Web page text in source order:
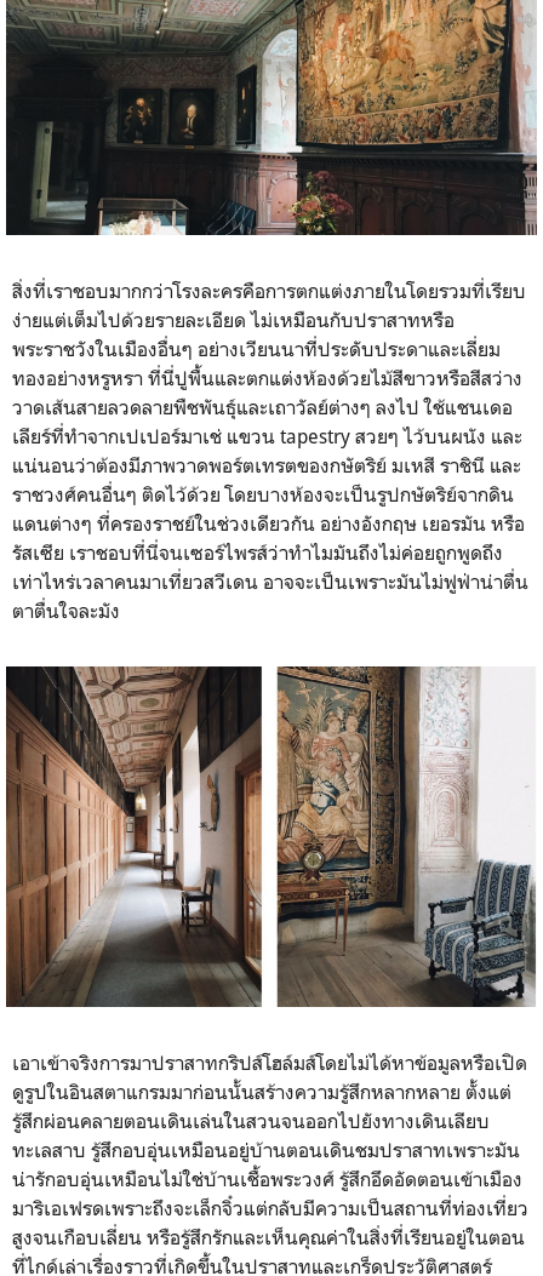
สิ่งที่เราชอบมากกว่าโรงละครคือการตกแต่งภายในโดยรวมที่เรียบ
ง่ายแต่เต็มไปด้วยรายละเอียด ไม่เหมือนกับปราสาทหรือ
พระราชวังในเมืองอื่นๆ อย่างเวียนนาที่ประดับประดาและเลี่ยม
ทองอย่างหรูหรา ที่นี่ปูพื้นและตกแต่งห้องด้วยไม้สีขาวหรือสีสว่าง
วาดเส้นสายลวดลายพืชพันธุ์และเถาวัลย์ต่างๆ ลงไป ใช้แชนเดอ
เลียร์ที่ทำจากเปเปอร์มาเช่ แขวน tapestry สวยๆ ไว้บนผนัง และ
แน่นอนว่าต้องมีภาพวาดพอร์ตเทรตของกษัตริย์ มเหสี ราชินี และ
ราชวงศ์คนอื่นๆ ติดไว้ด้วย โดยบางห้องจะเป็นรูปกษัตริย์จากดิน
แดนต่างๆ ที่ครองราชย์ในช่วงเดียวกัน อย่างอังกฤษ เยอรมัน หรือ
รัสเซีย เราชอบที่นี่จนเซอร์ไพรส์ว่าทำไมมันถึงไม่ค่อยถูกพูดถึง
เท่าไหร่เวลาคนมาเที่ยวสวีเดน อาจจะเป็นเพราะมันไม่ฟูฟ่าน่าตื่น
ตาตื่นใจละมัง
เอาเข้าจริงการมาปราสาทกริปส์โฮล์มส์โดยไม่ได้หาข้อมูลหรือเปิด
ดูรูปในอินสตาแกรมมาก่อนนั้นสร้างความรู้สึกหลากหลาย ตั้งแต่
รู้สึกผ่อนคลายตอนเดินเล่นในสวนจนออกไปยังทางเดินเลียบ
ทะเลสาบ รู้สึกอบอุ่นเหมือนอยู่บ้านตอนเดินชมปราสาทเพราะมัน
น่ารักอบอุ่นเหมือนไม่ใช่บ้านเชื้อพระวงศ์ รู้สึกอึดอัดตอนเข้าเมือง
มาริเอเฟรดเพราะถึงจะเล็กจิ๋วแต่กลับมีความเป็นสถานที่ท่องเที่ยว
สูงจนเกือบเลี่ยน หรือรู้สึกรักและเห็นคุณค่าในสิ่งที่เรียนอยู่ในตอน
ที่ไกด์เล่าเรื่องราวที่เกิดขึ้นในปราสาทและเกร็ดประวัติศาสตร์